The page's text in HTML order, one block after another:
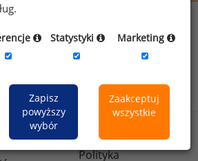
kfw.sedlak.pl
raportyplacowe.pl
Kontakt
Polityka
Statystyki Marketing
Zapisz
powyższy
wybór
Zaakceptuj
wszystkie